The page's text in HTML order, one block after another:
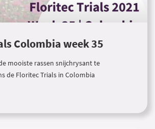
Colombia week 35
mooiste rassen snijchrysant te
de Floritec Trials in Colombia